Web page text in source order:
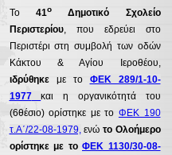
Το 41οΔημοτικό Σχολείο
Περιστερίου, που εδρεύει στο
Περιστέρι στη συμβολή των οδών
Κάκτου & Αγίου Ιεροθέου,
ιδρύθηκε με το ΦΕΚ 289/1-10-
1977
και η οργανικότητά του
(6θέσιο) ορίστηκε με το ΦΕΚ 190
τ.Α΄/22-08-1979,ενώ το Ολοήμερο
ορίστηκε με το ΦΕΚ 1130/30-08-